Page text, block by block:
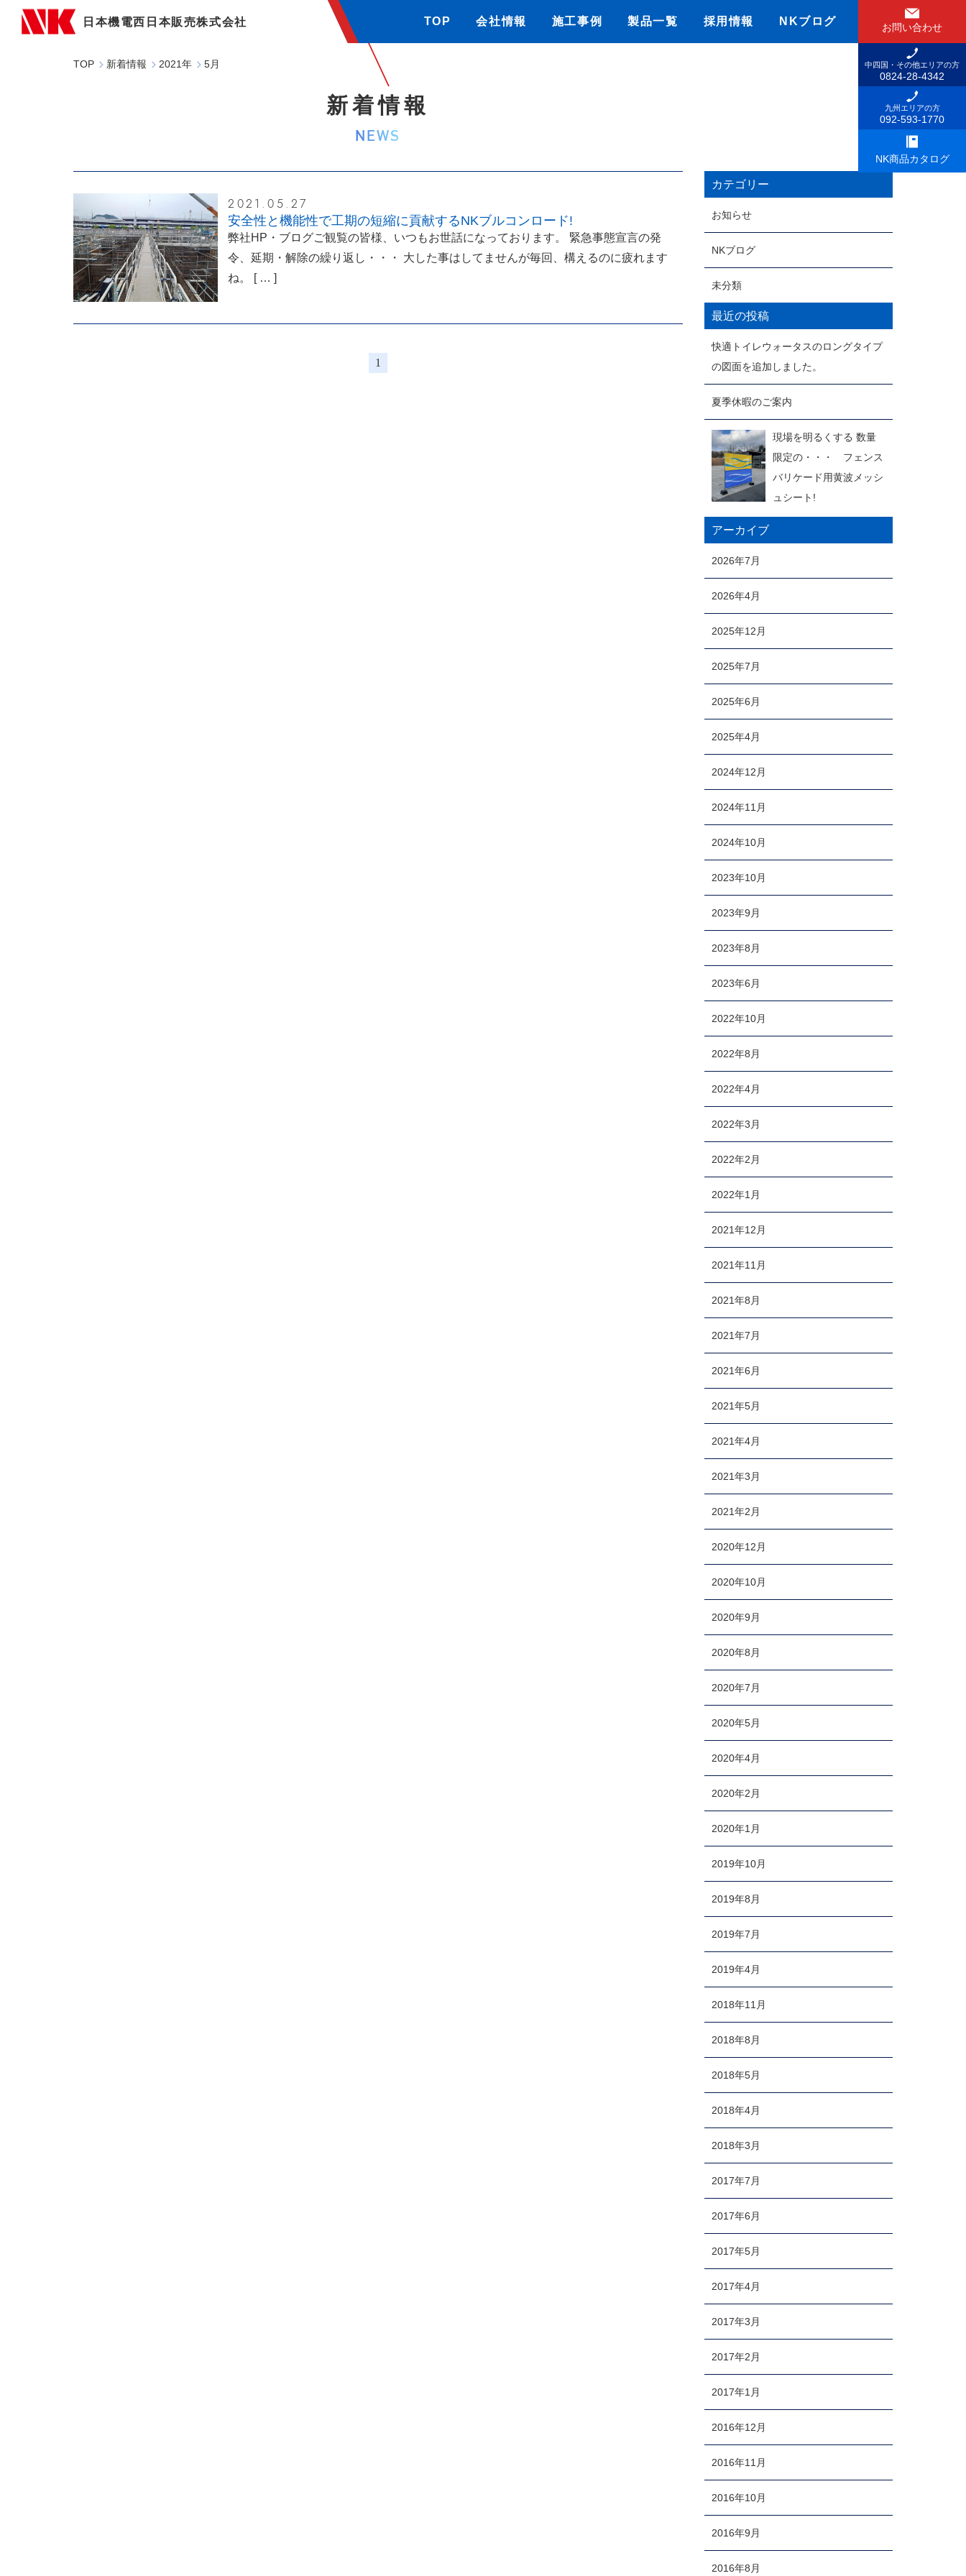
日本機電西日本販売株式会社 TOP 会社情報 施工事例 製品一覧 採用情報 NKブログ お問い合わせ
中四国・その他エリアの方
0824-28-4342
九州エリアの方
092-593-1770
NK商品カタログ
TOP 新着情報 2021年 5月
新着情報
NEWS
2021.05.27
安全性と機能性で工期の短縮に貢献するNKブルコンロード!
弊社HP・ブログご観覧の皆様、いつもお世話になっております。 緊急事態宣言の発
令、延期・解除の繰り返し・・・ 大した事はしてませんが毎回、構えるのに疲れます
ね。 [ … ]
1
カテゴリー
お知らせ
NKブログ
未分類
最近の投稿
快適トイレウォータスのロングタイプ
の図面を追加しました。
夏季休暇のご案内
現場を明るくする 数量
限定の・・・ フェンス
バリケード用黄波メッシ
ュシート!
アーカイブ
2026年7月
2026年4月
2025年12月
2025年7月
2025年6月
2025年4月
2024年12月
2024年11月
2024年10月
2023年10月
2023年9月
2023年8月
2023年6月
2022年10月
2022年8月
2022年4月
2022年3月
2022年2月
2022年1月
2021年12月
2021年11月
2021年8月
2021年7月
2021年6月
2021年5月
2021年4月
2021年3月
2021年2月
2020年12月
2020年10月
2020年9月
2020年8月
2020年7月
2020年5月
2020年4月
2020年2月
2020年1月
2019年10月
2019年8月
2019年7月
2019年4月
2018年11月
2018年8月
2018年5月
2018年4月
2018年3月
2017年7月
2017年6月
2017年5月
2017年4月
2017年3月
2017年2月
2017年1月
2016年12月
2016年11月
2016年10月
2016年9月
2016年8月